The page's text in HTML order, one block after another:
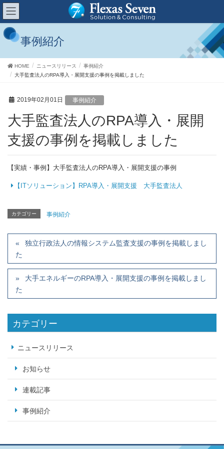
事例紹介
HOME ニュースリリース
事例紹介
大手監査法人のRPA導入・展開支援の事例を掲載しました
2019年02月01日 事例紹介
大手監査法人のRPA導入・展開
支援の事例を掲載しました
【実績・事例】大手監査法人のRPA導入・展開支援の事例
【ITソリューション】RPA導入・展開支援 大手監査法人
カテゴリー 事例紹介
独立行政法人の情報システム監査支援の事例を掲載しまし
た
大手エネルギーのRPA導入・展開支援の事例を掲載しまし
た
カテゴリー
ニュースリリース
お知らせ
連載記事
事例紹介